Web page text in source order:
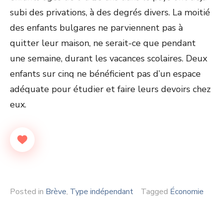
subi des privations, à des degrés divers. La moitié
des enfants bulgares ne parviennent pas à
quitter leur maison, ne serait-ce que pendant
une semaine, durant les vacances scolaires. Deux
enfants sur cinq ne bénéficient pas d’un espace
adéquate pour étudier et faire leurs devoirs chez
eux.
Posted in Brève, Type indépendant Tagged Économie